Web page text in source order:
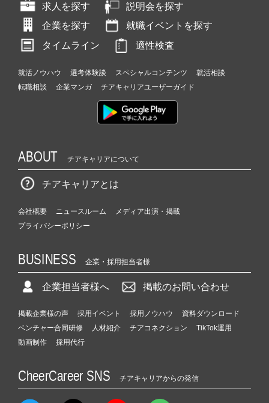
求人を探す
説明会を探す
企業を探す
就職イベントを探す
タイムライン
適性検査
就活ノウハウ 選考体験談 スペシャルコンテンツ
就活相談
転職相談
企業マンガ チアキャリアユーザーガイド
ABOUT チアキャリアについて
チアキャリアとは
会社概要 ニュースルーム
メディア出演・掲載
プライバシーポリシー
BUSINESS 企業・採用担当者様
企業担当者様へ 掲載のお問い合わせ
掲載企業様の声 採用イベント 採用ノウハウ
資料ダウンロード
ベンチャー合同研修
人材紹介 チアコネクション
TikTok運用
動画制作
採用代行
CheerCareer SNS チアキャリアからの発信